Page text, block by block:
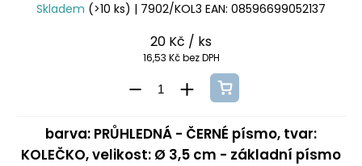
Skladem (>10 ks) | 7902/KOL3 EAN: 08596699052137
20 Kč / ks
16,53 Kč bez DPH
barva: PRŮHLEDNÁ - ČERNÉ písmo, tvar:
KOLEČKO, velikost: Ø 3,5 cm - základní písmo